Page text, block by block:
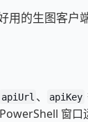
用的生图客
apiUrl 、 apiKey
窗口